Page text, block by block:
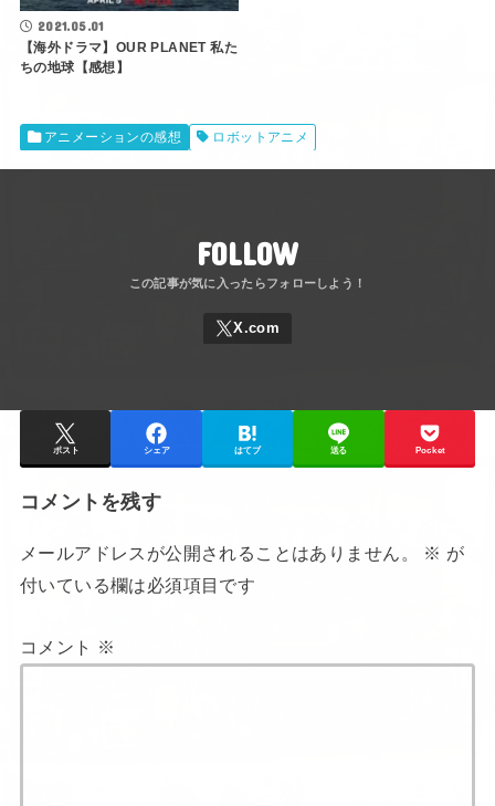
2021.05.01
【海外ドラマ】OUR PLANET 私た
ちの地球【感想】
アニメーションの感想 ロボットアニメ
FOLLOW
ポスト シェア はてブ 送る Pocket
コメントを残す
メールアドレスが公開されることはありません。 ※ が
付いている欄は必須項目です
コメント ※